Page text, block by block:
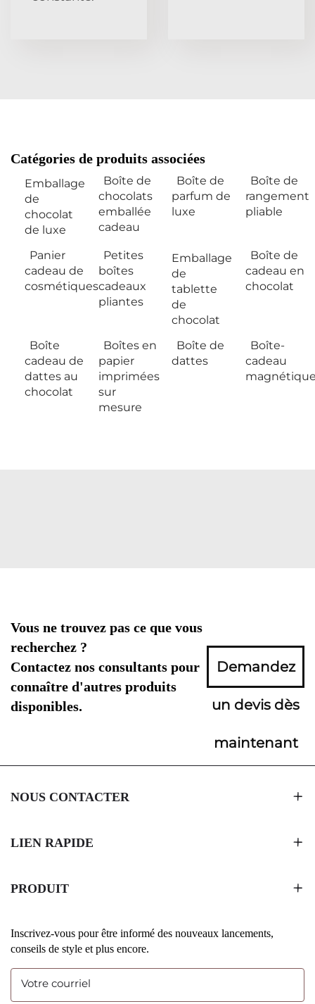
Catégories de produits associées
Emballage
de
chocolat
de luxe
Boîte de
chocolats
emballée
cadeau
Boîte de
parfum de
luxe
Boîte de
rangement
pliable
Panier
cadeau de
cosmétiques
Petites
boîtes
cadeaux
pliantes
Emballage
de
tablette
de
chocolat
Boîte de
cadeau en
chocolat
Boîte
cadeau de
dattes au
chocolat
Boîtes en
papier
imprimées
sur
mesure
Boîte de
dattes
Boîte-
cadeau
Vous ne trouvez pas ce que vous
recherchez ?
Contactez nos consultants pour
connaître d'autres produits
disponibles.
Demandez
un devis dès
maintenant
NOUS CONTACTER
LIEN RAPIDE
PRODUIT
Inscrivez-vous pour être informé des nouveaux lancements,
conseils de style et plus encore.
Votre courriel